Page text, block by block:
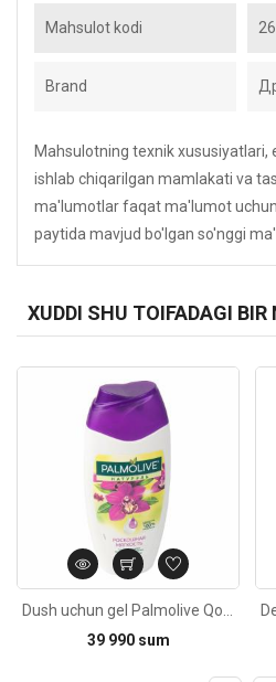
Mahsulot kodi
Brand
Mahsulotning texnik xususiyatlari,
ishlab chiqarilgan mamlakati va
ma'lumotlar faqat ma'lumot
paytida mavjud bo'lgan so'nggi
XUDDI SHU TOIFADAGI
39 990 sum